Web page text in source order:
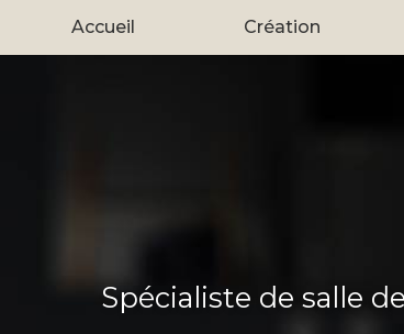
Accueil Création
Spécialiste de salle